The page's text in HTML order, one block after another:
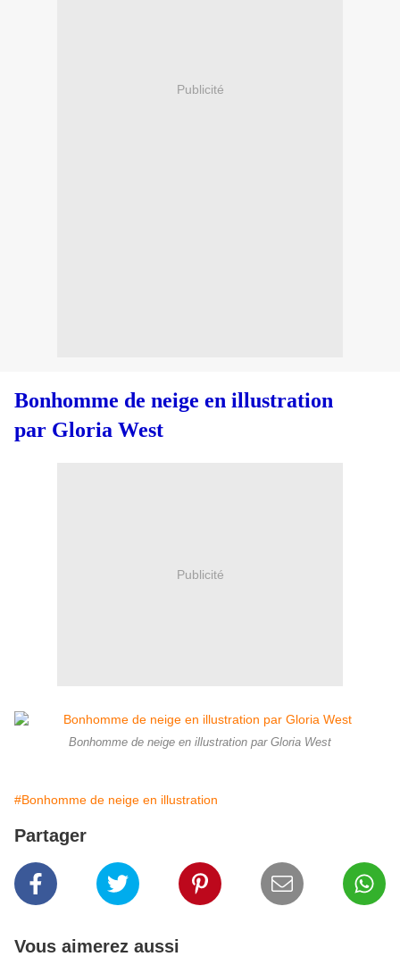
Publicité
Bonhomme de neige en illustration
par Gloria West
Publicité
Bonhomme de neige en illustration par Gloria West
#Bonhomme de neige en illustration
Partager
Vous aimerez aussi